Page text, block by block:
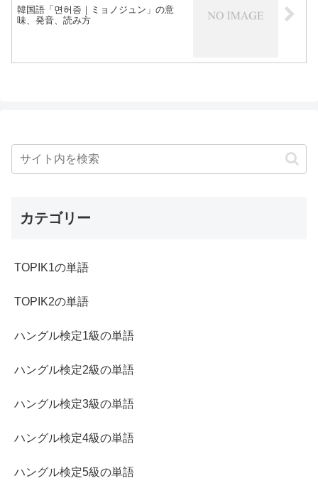
韓国語「면허증｜ミョノジュン」の意
味、発音、読み方
カテゴリー
TOPIK1の単語
TOPIK2の単語
ハングル検定1級の単語
ハングル検定2級の単語
ハングル検定3級の単語
ハングル検定4級の単語
ハングル検定5級の単語